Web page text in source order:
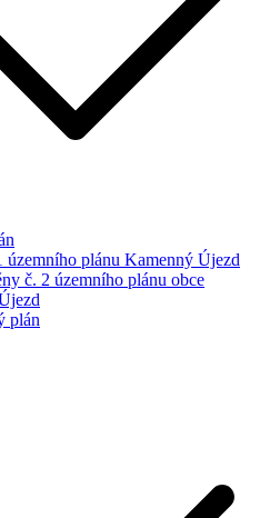
územního plánu Kamenný Újezd
č. 2 územního plánu obce
plán